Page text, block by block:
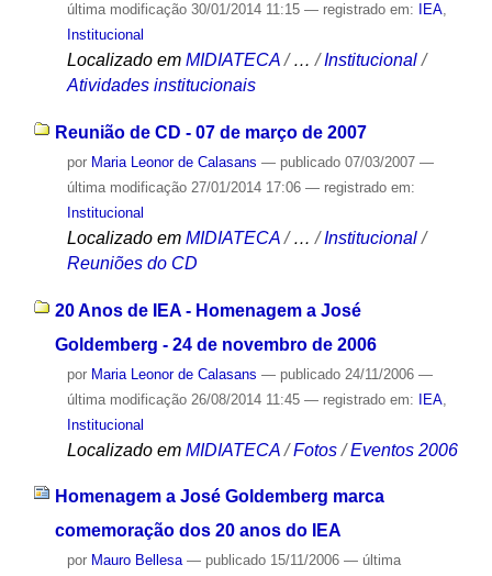
última modificação30/01/2014 11:15 — registrado em: IEA,
Institucional
Localizado em MIDIATECA /…/Institucional /
Atividades institucionais
Reunião de CD - 07 de março de 2007
por Maria Leonor de Calasans — publicado07/03/2007 —
última modificação27/01/2014 17:06 — registrado em:
Institucional
Localizado em MIDIATECA /…/Institucional /
Reuniões do CD
20 Anos de IEA - Homenagem a José
Goldemberg - 24 de novembro de 2006
por Maria Leonor de Calasans — publicado24/11/2006 —
última modificação26/08/2014 11:45 — registrado em: IEA,
Institucional
Localizado em MIDIATECA /Fotos /Eventos 2006
Homenagem a José Goldemberg marca
comemoração dos 20 anos do IEA
por Mauro Bellesa — publicado15/11/2006 — última